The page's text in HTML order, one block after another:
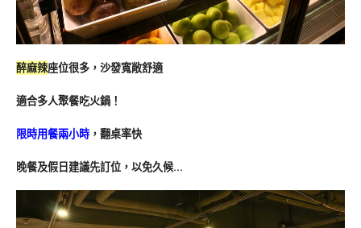
醉麻辣座位很多，沙發寬敞舒適
適合多人聚餐吃火鍋！
限時用餐兩小時 ，翻桌率快
晚餐及假日建議先訂位，以免久候…